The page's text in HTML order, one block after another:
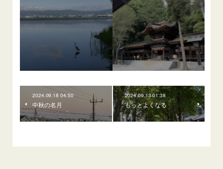
2024.09.18 04:50
中秋の名月
2024.09.13 01:38
もっとよくなる